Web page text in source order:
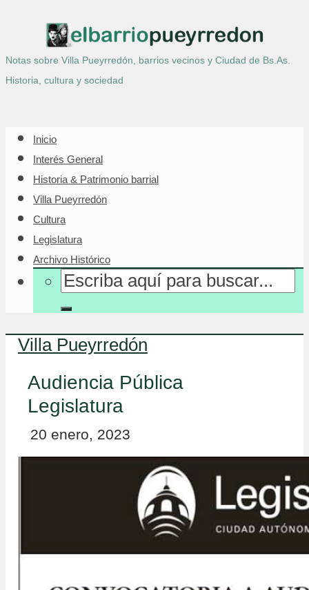
Notas sobre Villa Pueyrredón, barrios vecinos y Ciudad de Bs.As.
Historia, cultura y sociedad
Inicio
Interés General
Historia & Patrimonio barrial
Villa Pueyrredón
Cultura
Legislatura
Archivo Histórico
Villa Pueyrredón
Audiencia Pública
Legislatura
20 enero, 2023